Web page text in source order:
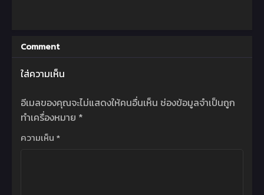
Comment
ใส่ความเห็น
อีเมลของคุณจะไม่แสดงให้คนอื่นเห็น ช่องข้อมูลจำเป็นถูก
ทำเครื่องหมาย *
ความเห็น *